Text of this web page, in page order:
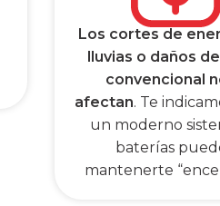
Los cortes de
lluvias o daños
convencional
afectan. Te
un moderno
baterías
mantenerte